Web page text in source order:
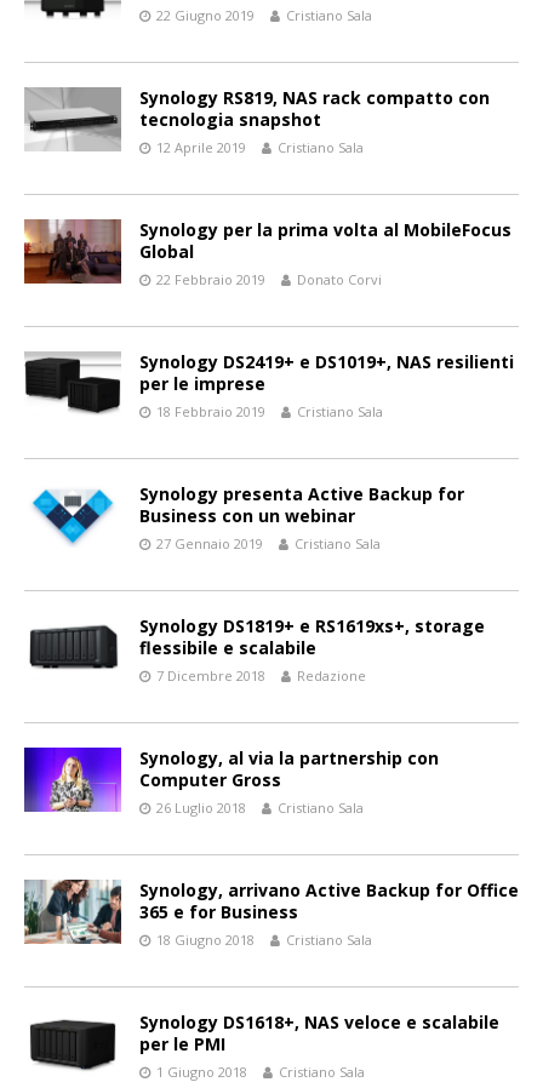
22 Giugno 2019 Cristiano Sala
Synology RS819, NAS rack compatto con
tecnologia snapshot
12 Aprile 2019 Cristiano Sala
Synology per la prima volta al MobileFocus
Global
22 Febbraio 2019 Donato Corvi
Synology DS2419+ e DS1019+, NAS resilienti
per le imprese
18 Febbraio 2019 Cristiano Sala
Synology presenta Active Backup for
Business con un webinar
27 Gennaio 2019 Cristiano Sala
Synology DS1819+ e RS1619xs+, storage
flessibile e scalabile
7 Dicembre 2018 Redazione
Synology, al via la partnership con
Computer Gross
26 Luglio 2018 Cristiano Sala
Synology, arrivano Active Backup for Office
365 e for Business
18 Giugno 2018 Cristiano Sala
Synology DS1618+, NAS veloce e scalabile
per le PMI
1 Giugno 2018 Cristiano Sala